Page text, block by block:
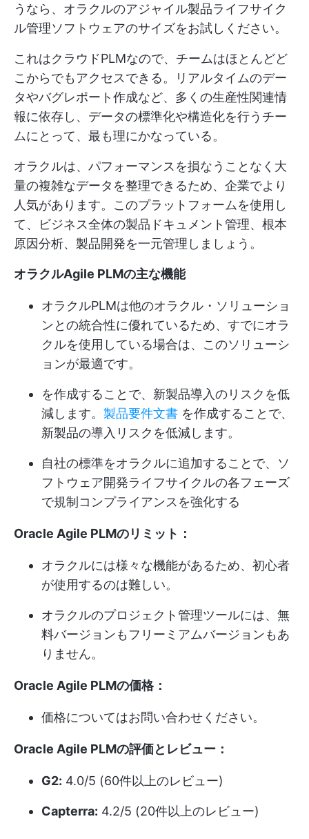
うなら、オラクルのアジャイル製品ライフサイク
ル管理ソフトウェアのサイズをお試しください。
これはクラウドPLMなので、チームはほとんどど
こからでもアクセスできる。リアルタイムのデー
タやバグレポート作成など、多くの生産性関連情
報に依存し、データの標準化や構造化を行うチー
ムにとって、最も理にかなっている。
オラクルは、パフォーマンスを損なうことなく大
量の複雑なデータを整理できるため、企業でより
人気があります。このプラットフォームを使用し
て、ビジネス全体の製品ドキュメント管理、根本
原因分析、製品開発を一元管理しましょう。
オラクルAgile PLMの主な機能
オラクルPLMは他のオラクル・ソリューショ
ンとの統合性に優れているため、すでにオラ
クルを使用している場合は、このソリューシ
ョンが最適です。
を作成することで、新製品導入のリスクを低
減します。 製品要件文書 を作成することで、
新製品の導入リスクを低減します。
自社の標準をオラクルに追加することで、ソ
フトウェア開発ライフサイクルの各フェーズ
で規制コンプライアンスを強化する
Oracle Agile PLMのリミット：
オラクルには様々な機能があるため、初心者
が使用するのは難しい。
オラクルのプロジェクト管理ツールには、無
料バージョンもフリーミアムバージョンもあ
りません。
Oracle Agile PLMの価格：
価格についてはお問い合わせください。
Oracle Agile PLMの評価とレビュー：
G2: 4.0/5 (60件以上のレビュー)
Capterra: 4.2/5 (20件以上のレビュー)